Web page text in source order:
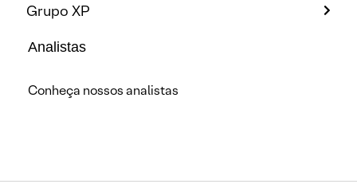
Grupo XP
Analistas
Conheça nossos analistas